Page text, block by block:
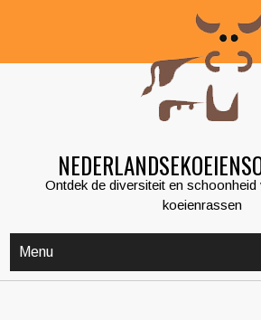
Ontdek de diversiteit en schoonheid
koeienrassen
Menu